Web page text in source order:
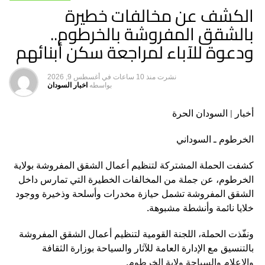
هاشتاق ذات صله :
التالي
مبارك سليمان يعلن قائمة منتخب الشباب – السودان الحرة
وفد رفيع في”صبيرة” وخميس يكشف التفاصيل – السودان
الحرة
الكشف عن مخالفات خطيرة
بالشقق المفروشة بالخرطوم..
ودعوة للآباء لمراجعة سكن أبنائهم
نشرت منذ 10 ساعات في أغسطس 9, 2026
بواسطه اخبار السودان
أخبار | السودان الحرة
الخرطوم ـ السوداني
كشفت الحملة المشتركة لتنظيم أعمال الشقق المفروشة بولاية
الخرطوم، عن جملة من المخالفات الخطيرة التي تمارس داخل
الشقق المفروشة تشمل حيازة مخدرات وأسلحة وذخيرة ووجود
خلايا نائمة وأنشطة مشبوهة.
ونفّذت الحملة، اللجنة القومية لتنظيم أعمال الشقق المفروشة
بالتنسيق مع الإدارة العامة للآثار والسياحة بوزارة الثقافة
والإعلام والسياحة ولاية الخرطوم.